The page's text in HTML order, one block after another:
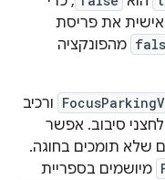
אישית את פריסת
מהפונקציה
ורכיב
סיבוב. אפשר
שלא תומכים בחוגה.
מיושמים בספריית